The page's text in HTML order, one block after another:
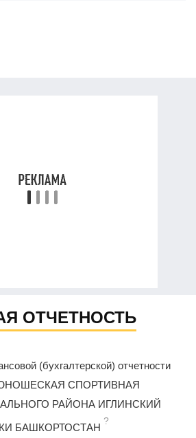
ОТЧЕТНОСТЬ
(бухгалтерской) отчетности
СПОРТИВНАЯ
РАЙОНА ИГЛИНСКИЙ
БАШКОРТОСТАН
?